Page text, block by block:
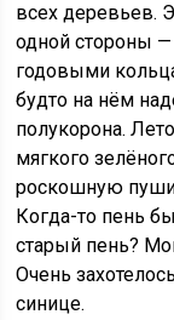
всех деревьев.
одной стороны
годовыми
будто на нём
полукорона.
мягкого
роскошную
Когда-то пень
старый пень?
Очень
синице.